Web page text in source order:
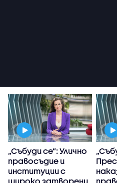
„Събуди се“: Улично
правосъдие и
институции с
широко затворени